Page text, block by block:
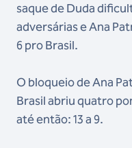
saque de Duda
adversárias e Ana
6 pro Brasil.
O bloqueio de Ana
Brasil abriu quatro
até então: 13 a 9.